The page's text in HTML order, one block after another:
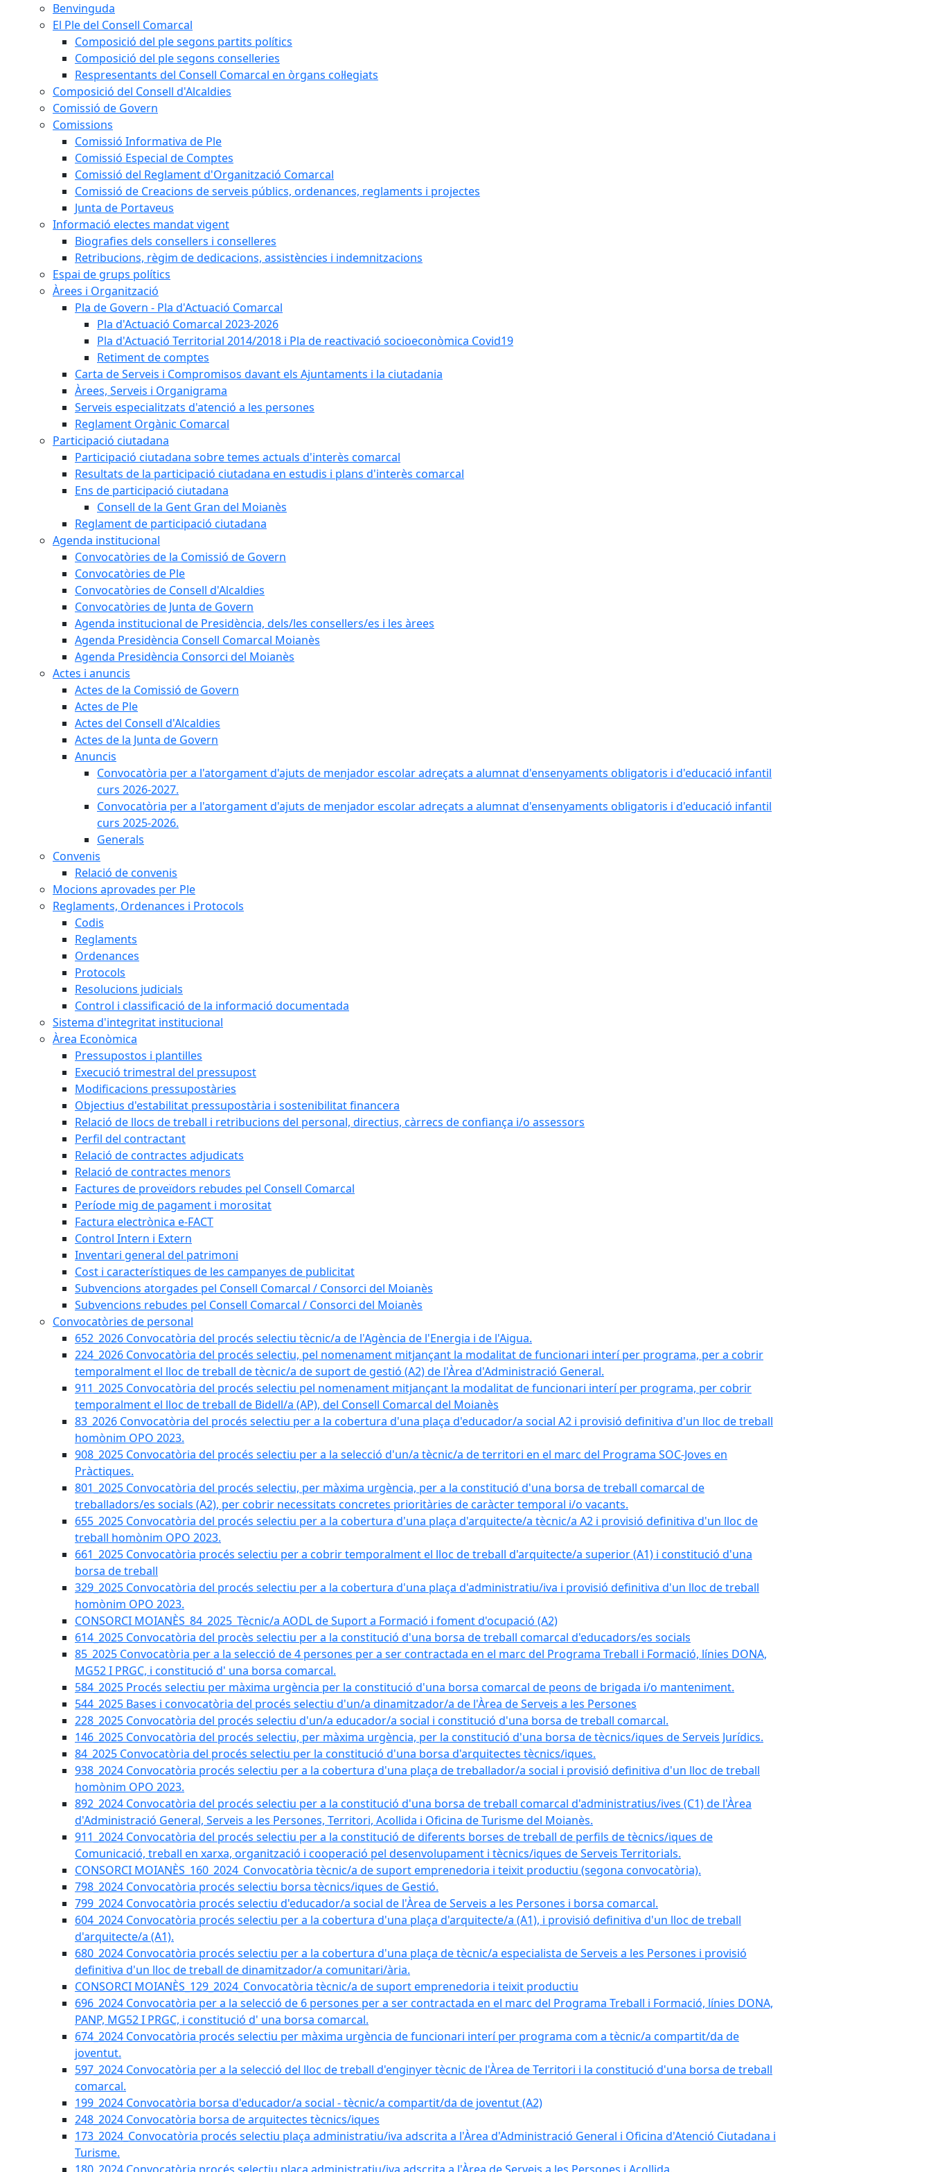
Benvinguda
El Ple del Consell Comarcal
Composició del ple segons partits polítics
Composició del ple segons conselleries
Respresentants del Consell Comarcal en òrgans col·legiats
Composició del Consell d'Alcaldies
Comissió de Govern
Comissions
Comissió Informativa de Ple
Comissió Especial de Comptes
Comissió del Reglament d'Organització Comarcal
Comissió de Creacions de serveis públics, ordenances, reglaments i projectes
Junta de Portaveus
Informació electes mandat vigent
Biografies dels consellers i conselleres
Retribucions, règim de dedicacions, assistències i indemnitzacions
Espai de grups polítics
Àrees i Organització
Pla de Govern - Pla d'Actuació Comarcal
Pla d'Actuació Comarcal 2023-2026
Pla d'Actuació Territorial 2014/2018 i Pla de reactivació socioeconòmica Covid19
Retiment de comptes
Carta de Serveis i Compromisos davant els Ajuntaments i la ciutadania
Àrees, Serveis i Organigrama
Serveis especialitzats d'atenció a les persones
Reglament Orgànic Comarcal
Participació ciutadana
Participació ciutadana sobre temes actuals d'interès comarcal
Resultats de la participació ciutadana en estudis i plans d'interès comarcal
Ens de participació ciutadana
Consell de la Gent Gran del Moianès
Reglament de participació ciutadana
Agenda institucional
Convocatòries de la Comissió de Govern
Convocatòries de Ple
Convocatòries de Consell d'Alcaldies
Convocatòries de Junta de Govern
Agenda institucional de Presidència, dels/les consellers/es i les àrees
Agenda Presidència Consell Comarcal Moianès
Agenda Presidència Consorci del Moianès
Actes i anuncis
Actes de la Comissió de Govern
Actes de Ple
Actes del Consell d'Alcaldies
Actes de la Junta de Govern
Anuncis
Convocatòria per a l'atorgament d'ajuts de menjador escolar adreçats a alumnat d'ensenyaments obligatoris i d'educació infantil
curs 2026-2027.
Convocatòria per a l'atorgament d'ajuts de menjador escolar adreçats a alumnat d'ensenyaments obligatoris i d'educació infantil
curs 2025-2026.
Generals
Convenis
Relació de convenis
Mocions aprovades per Ple
Reglaments, Ordenances i Protocols
Codis
Reglaments
Ordenances
Protocols
Resolucions judicials
Control i classificació de la informació documentada
Sistema d'integritat institucional
Àrea Econòmica
Pressupostos i plantilles
Execució trimestral del pressupost
Modificacions pressupostàries
Objectius d'estabilitat pressupostària i sostenibilitat financera
Relació de llocs de treball i retribucions del personal, directius, càrrecs de confiança i/o assessors
Perfil del contractant
Relació de contractes adjudicats
Relació de contractes menors
Factures de proveïdors rebudes pel Consell Comarcal
Període mig de pagament i morositat
Factura electrònica e-FACT
Control Intern i Extern
Inventari general del patrimoni
Cost i característiques de les campanyes de publicitat
Subvencions atorgades pel Consell Comarcal / Consorci del Moianès
Subvencions rebudes pel Consell Comarcal / Consorci del Moianès
Convocatòries de personal
652_2026 Convocatòria del procés selectiu tècnic/a de l'Agència de l'Energia i de l'Aigua.
224_2026 Convocatòria del procés selectiu, pel nomenament mitjançant la modalitat de funcionari interí per programa, per a cobrir
temporalment el lloc de treball de tècnic/a de suport de gestió (A2) de l'Àrea d'Administració General.
911_2025 Convocatòria del procés selectiu pel nomenament mitjançant la modalitat de funcionari interí per programa, per cobrir
temporalment el lloc de treball de Bidell/a (AP), del Consell Comarcal del Moianès
83_2026 Convocatòria del procés selectiu per a la cobertura d'una plaça d'educador/a social A2 i provisió definitiva d'un lloc de treball
homònim OPO 2023.
908_2025 Convocatòria del procés selectiu per a la selecció d'un/a tècnic/a de territori en el marc del Programa SOC-Joves en
Pràctiques.
801_2025 Convocatòria del procés selectiu, per màxima urgència, per a la constitució d'una borsa de treball comarcal de
treballadors/es socials (A2), per cobrir necessitats concretes prioritàries de caràcter temporal i/o vacants.
655_2025 Convocatòria del procés selectiu per a la cobertura d'una plaça d'arquitecte/a tècnic/a A2 i provisió definitiva d'un lloc de
treball homònim OPO 2023.
661_2025 Convocatòria procés selectiu per a cobrir temporalment el lloc de treball d'arquitecte/a superior (A1) i constitució d'una
borsa de treball
329_2025 Convocatòria del procés selectiu per a la cobertura d'una plaça d'administratiu/iva i provisió definitiva d'un lloc de treball
homònim OPO 2023.
CONSORCI MOIANÈS_84_2025_Tècnic/a AODL de Suport a Formació i foment d'ocupació (A2)
614_2025 Convocatòria del procès selectiu per a la constitució d'una borsa de treball comarcal d'educadors/es socials
85_2025 Convocatòria per a la selecció de 4 persones per a ser contractada en el marc del Programa Treball i Formació, línies DONA,
MG52 I PRGC, i constitució d' una borsa comarcal.
584_2025 Procés selectiu per màxima urgència per la constitució d'una borsa comarcal de peons de brigada i/o manteniment.
544_2025 Bases i convocatòria del procés selectiu d'un/a dinamitzador/a de l'Àrea de Serveis a les Persones
228_2025 Convocatòria del procés selectiu d'un/a educador/a social i constitució d'una borsa de treball comarcal.
146_2025 Convocatòria del procés selectiu, per màxima urgència, per la constitució d'una borsa de tècnics/iques de Serveis Jurídics.
84_2025 Convocatòria del procés selectiu per la constitució d'una borsa d'arquitectes tècnics/iques.
938_2024 Convocatòria procés selectiu per a la cobertura d'una plaça de treballador/a social i provisió definitiva d'un lloc de treball
homònim OPO 2023.
892_2024 Convocatòria del procés selectiu per a la constitució d'una borsa de treball comarcal d'administratius/ives (C1) de l'Àrea
d'Administració General, Serveis a les Persones, Territori, Acollida i Oficina de Turisme del Moianès.
911_2024 Convocatòria del procés selectiu per a la constitució de diferents borses de treball de perfils de tècnics/iques de
Comunicació, treball en xarxa, organització i cooperació pel desenvolupament i tècnics/iques de Serveis Territorials.
CONSORCI MOIANÈS_160_2024_Convocatòria tècnic/a de suport emprenedoria i teixit productiu (segona convocatòria).
798_2024 Convocatòria procés selectiu borsa tècnics/iques de Gestió.
799_2024 Convocatòria procés selectiu d'educador/a social de l'Àrea de Serveis a les Persones i borsa comarcal.
604_2024 Convocatòria procés selectiu per a la cobertura d'una plaça d'arquitecte/a (A1), i provisió definitiva d'un lloc de treball
d'arquitecte/a (A1).
680_2024 Convocatòria procés selectiu per a la cobertura d'una plaça de tècnic/a especialista de Serveis a les Persones i provisió
definitiva d'un lloc de treball de dinamitzador/a comunitari/ària.
CONSORCI MOIANÈS_129_2024_Convocatòria tècnic/a de suport emprenedoria i teixit productiu
696_2024 Convocatòria per a la selecció de 6 persones per a ser contractada en el marc del Programa Treball i Formació, línies DONA,
PANP, MG52 I PRGC, i constitució d' una borsa comarcal.
674_2024 Convocatòria procés selectiu per màxima urgència de funcionari interí per programa com a tècnic/a compartit/da de
joventut.
597_2024 Convocatòria per a la selecció del lloc de treball d'enginyer tècnic de l'Àrea de Territori i la constitució d'una borsa de treball
comarcal.
199_2024 Convocatòria borsa d'educador/a social - tècnic/a compartit/da de joventut (A2)
248_2024 Convocatòria borsa de arquitectes tècnics/iques
173_2024_Convocatòria procés selectiu plaça administratiu/iva adscrita a l'Àrea d'Administració General i Oficina d'Atenció Ciutadana i
Turisme.